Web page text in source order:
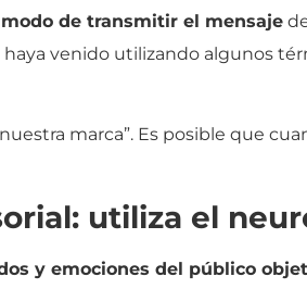
de transmitir el mensaje
venido utilizando algunos
marca”. Es posible que
utiliza el
y emociones del público